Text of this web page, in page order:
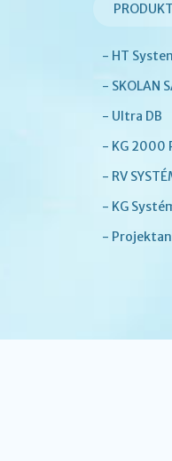
- HT
- SKOLAN
- Ultra DB
- KG 2000
- RV
- KG
-